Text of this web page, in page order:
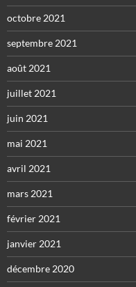
octobre 2021
septembre 2021
août 2021
juillet 2021
juin 2021
mai 2021
avril 2021
mars 2021
février 2021
janvier 2021
décembre 2020